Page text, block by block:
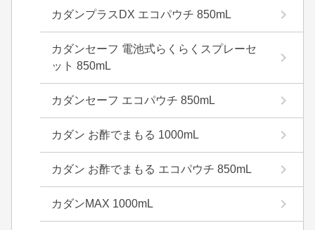
カダンプラスDX エコパウチ 850mL
カダンセーフ 電池式らくらくスプレーセ
ット 850mL
カダンセーフ エコパウチ 850mL
カダン お酢でまもる 1000mL
カダン お酢でまもる エコパウチ 850mL
カダンMAX 1000mL